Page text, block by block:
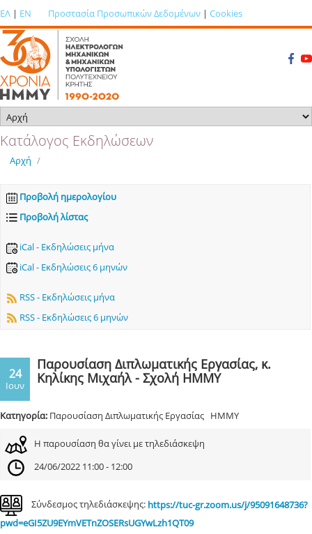
ΕΛ | EN Προστασία Προσωπικών Δεδομένων | Cookies
Κατάλογος Εκδηλώσεων
Αρχή /
Προβολή ημερολογίου
Προβολή λίστας
iCal - Εκδηλώσεις μήνα
iCal - Εκδηλώσεις 6 μηνών
RSS - Εκδηλώσεις μήνα
RSS - Εκδηλώσεις 6 μηνών
24
Ιουν
Παρουσίαση Διπλωματικής Εργασίας, κ.
Κηλίκης Μιχαήλ - Σχολή ΗΜΜΥ
Κατηγορία: Παρουσίαση Διπλωματικής Εργασίας ΗΜΜΥ
Η παρουσίαση θα γίνει με τηλεδιάσκεψη
24/06/2022 11:00 - 12:00
Σύνδεσμος τηλεδιάσκεψης: https://tuc-gr.zoom.us/j/95091648736?
pwd=eGI5ZU9EYmVETnZOSERsUGYwLzh1QT09